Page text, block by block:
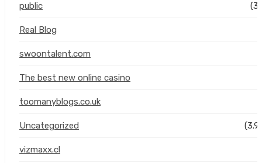
public
Real Blog
swoontalent.com
The best new online casino
toomanyblogs.co.uk
Uncategorized
vizmaxx.cl